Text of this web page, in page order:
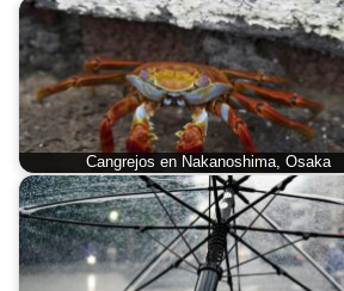
Cangrejos en Nakanoshima, Osaka